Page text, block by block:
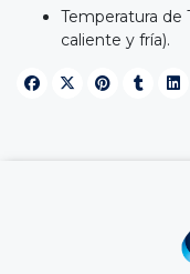
Temperatura de
caliente y fría).